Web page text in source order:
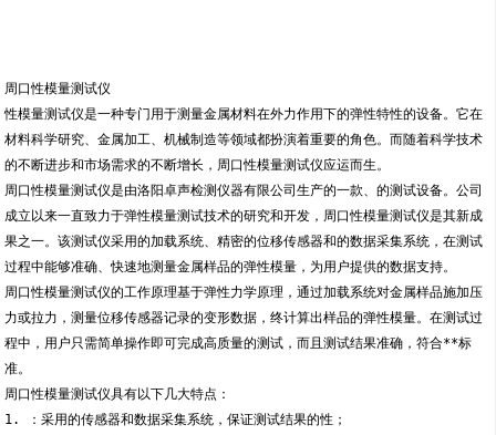
周口性模量测试仪
性模量测试仪是一种专门用于测量金属材料在外力作用下的弹性特性的设备。它在
材料科学研究、金属加工、机械制造等领域都扮演着重要的角色。而随着科学技术
的不断进步和市场需求的不断增长，周口性模量测试仪应运而生。
周口性模量测试仪是由洛阳卓声检测仪器有限公司生产的一款、的测试设备。公司
成立以来一直致力于弹性模量测试技术的研究和开发，周口性模量测试仪是其新成
果之一。该测试仪采用的加载系统、精密的位移传感器和的数据采集系统，在测试
过程中能够准确、快速地测量金属样品的弹性模量，为用户提供的数据支持。
周口性模量测试仪的工作原理基于弹性力学原理，通过加载系统对金属样品施加压
力或拉力，测量位移传感器记录的变形数据，终计算出样品的弹性模量。在测试过
程中，用户只需简单操作即可完成高质量的测试，而且测试结果准确，符合**标
准。
周口性模量测试仪具有以下几大特点：
1. ：采用的传感器和数据采集系统，保证测试结果的性；